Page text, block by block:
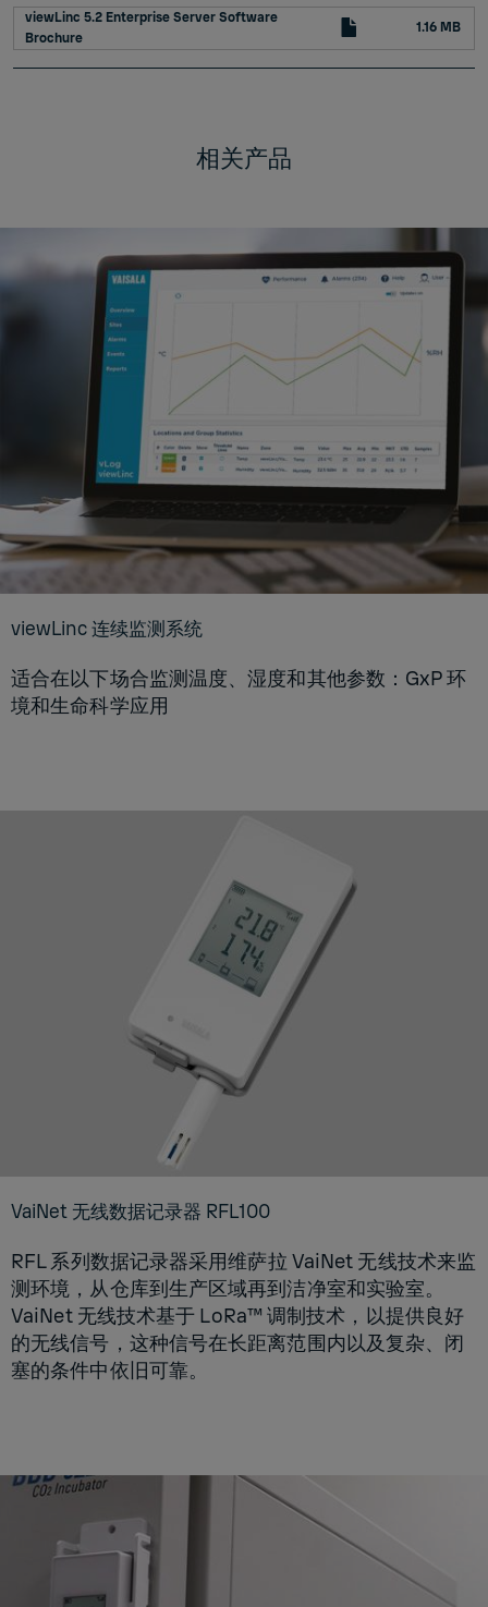
viewLinc 5.2 Enterprise Server Software
Brochure
1.16 MB
相关产品
viewLinc 连续监测系统
适合在以下场合监测温度、湿度和其他参数：GxP 环
境和生命科学应用
VaiNet 无线数据记录器 RFL100
RFL 系列数据记录器采用维萨拉 VaiNet 无线技术来监
测环境，从仓库到生产区域再到洁净室和实验室。
VaiNet 无线技术基于 LoRa™ 调制技术，以提供良好
的无线信号，这种信号在长距离范围内以及复杂、闭
塞的条件中依旧可靠。